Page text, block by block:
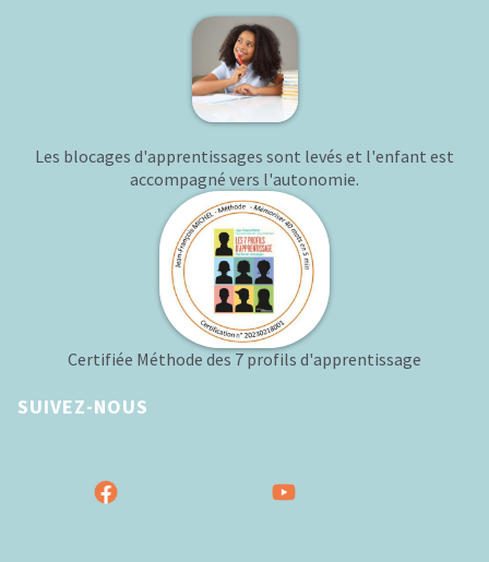
Les blocages d'apprentissages sont levés et l'enfant est
accompagné vers l'autonomie.
Certifiée Méthode des 7 profils d'apprentissage
SUIVEZ-NOUS